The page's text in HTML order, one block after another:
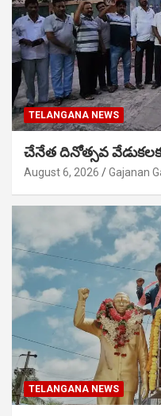
TELANGANA NEWS
చేనేత దినోత్సవ
August 6, 2026 Gajanan
TELANGANA NEWS